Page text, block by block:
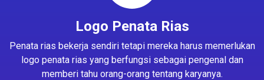
Logo Penata Rias
Penata rias bekerja sendiri tetapi mereka harus memerlukan
logo penata rias yang berfungsi sebagai pengenal dan
memberi tahu orang-orang tentang karyanya.